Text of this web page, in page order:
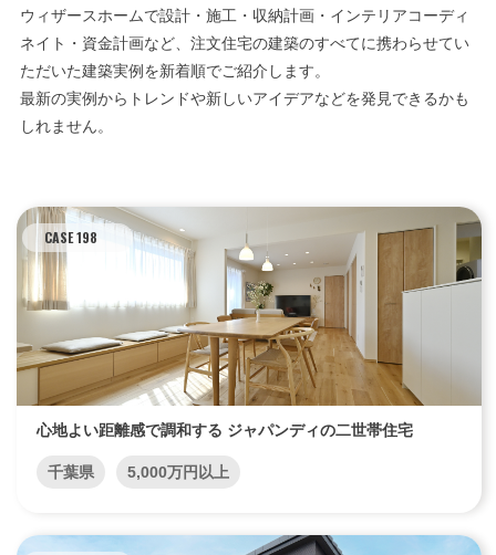
ウィザースホームで設計・施工・収納計画・インテリアコーディ
ネイト・資金計画など、注文住宅の建築のすべてに携わらせてい
ただいた建築実例を新着順でご紹介します。
最新の実例からトレンドや新しいアイデアなどを発見できるかも
しれません。
CASE 198
心地よい距離感で調和する ジャパンディの二世帯住宅
千葉県 5,000万円以上